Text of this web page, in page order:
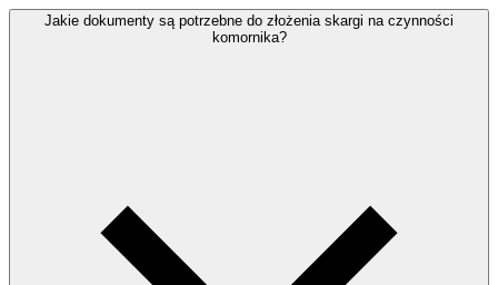
Jakie dokumenty są potrzebne do złożenia skargi na czynności
komornika?